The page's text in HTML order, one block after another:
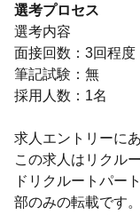
選考プロセス
選考内容
面接回数：3回程度
筆記試験：無
採用人数：1名
求人エントリーに
この求人はリクル
ドリクルートパー
部のみの転載です。